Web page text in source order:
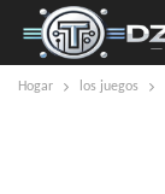
Hogar los juegos